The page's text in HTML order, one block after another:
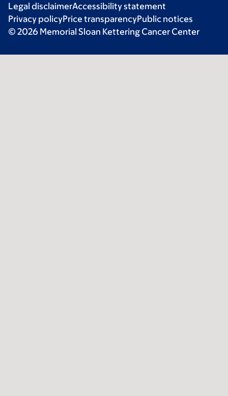
Legal disclaimerAccessibility statement
Privacy policyPrice transparencyPublic notices
© 2026 Memorial Sloan Kettering Cancer Center